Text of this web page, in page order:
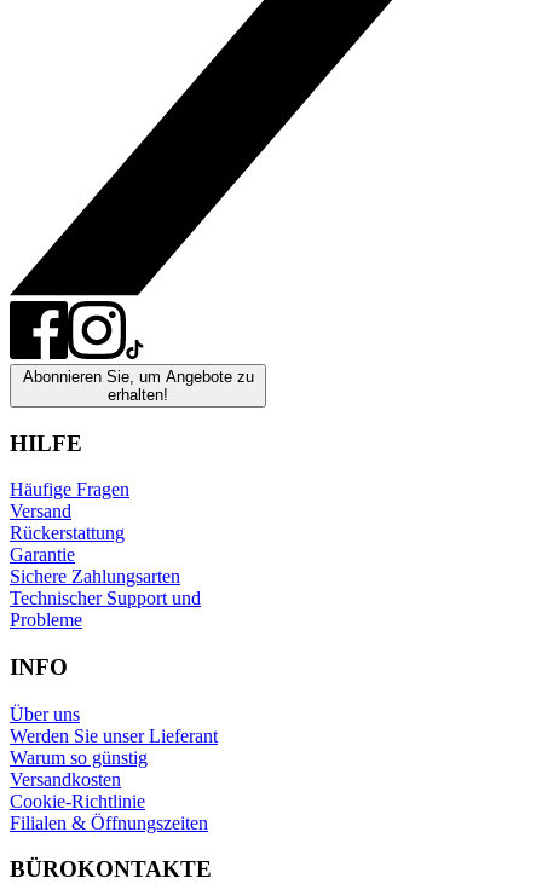
Abonnieren Sie, um Angebote zu
erhalten!
HILFE
Häufige Fragen
Versand
Rückerstattung
Garantie
Sichere Zahlungsarten
Technischer Support und
Probleme
INFO
Über uns
Werden Sie unser Lieferant
Warum so günstig
Versandkosten
Cookie-Richtlinie
Filialen & Öffnungszeiten
BÜROKONTAKTE